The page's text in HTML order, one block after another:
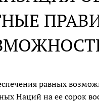
равных
Наций на ее сорок